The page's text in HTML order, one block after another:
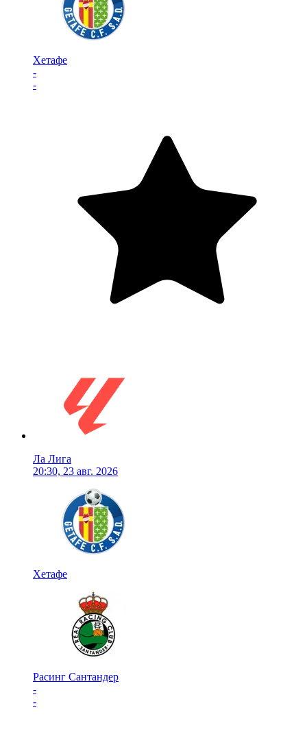
Хетафе
-
-
Ла Лига
20:30, 23 авг. 2026
Хетафе
Расинг Сантандер
-
-